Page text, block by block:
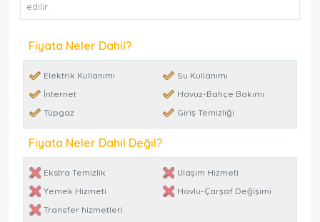
edilir.
Fiyata Neler Dahil?
Elektrik Kullanımı
Su Kullanımı
İnternet
Havuz-Bahçe Bakımı
Tüpgaz
Giriş Temizliği
Fiyata Neler Dahil Değil?
Ekstra Temizlik
Ulaşım Hizmeti
Yemek Hizmeti
Havlu-Çarşaf Değişimi
Transfer hizmetleri